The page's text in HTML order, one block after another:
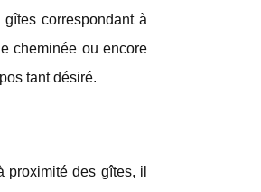
gîtes correspondant à
cheminée ou encore
tant désiré.
proximité des gîtes, il